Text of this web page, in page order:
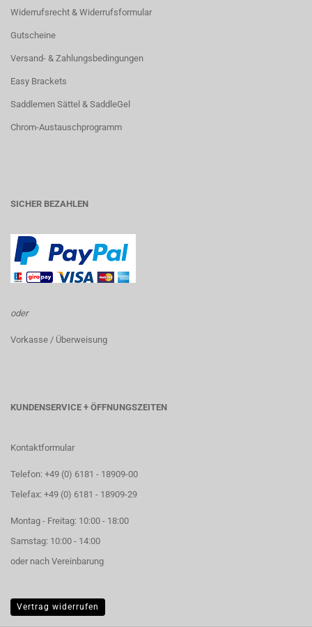
Widerrufsrecht & Widerrufsformular
Gutscheine
Versand- & Zahlungsbedingungen
Easy Brackets
Saddlemen Sättel & SaddleGel
Chrom-Austauschprogramm
SICHER BEZAHLEN
oder
Vorkasse / Überweisung
KUNDENSERVICE + ÖFFNUNGSZEITEN
Kontaktformular
Telefon: +49 (0) 6181 - 18909-00
Telefax: +49 (0) 6181 - 18909-29
Montag - Freitag: 10:00 - 18:00
Samstag: 10:00 - 14:00
oder nach Vereinbarung
Vertrag widerrufen